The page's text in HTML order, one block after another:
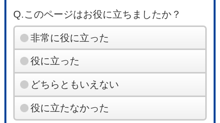
Q.このページはお役に立ちましたか？
非常に役に立った
役に立った
どちらともいえない
役に立たなかった